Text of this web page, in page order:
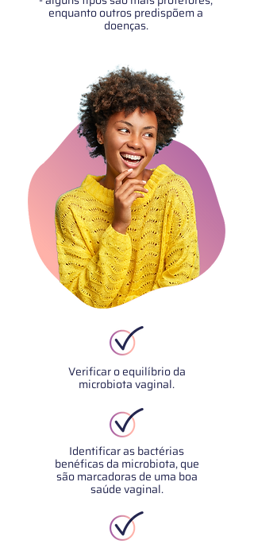
enquanto outros predispõem a
doenças.
Verificar o equilíbrio da
microbiota vaginal.
Identificar as bactérias
benéficas da microbiota, que
são marcadoras de uma boa
saúde vaginal.